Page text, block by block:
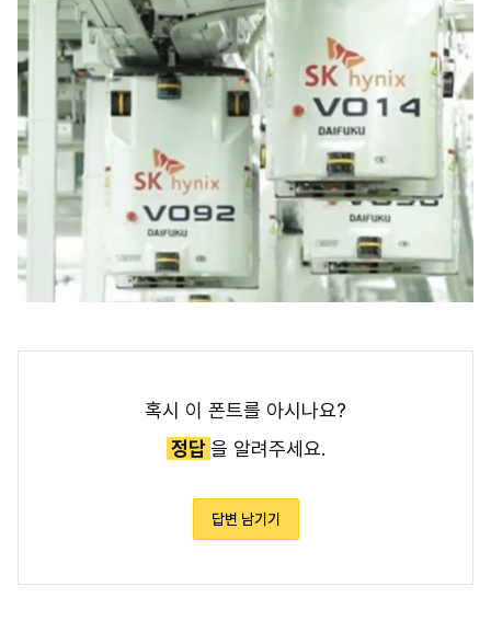
혹시 이 폰트를 아시나요?
정답을 알려주세요.
답변 남기기